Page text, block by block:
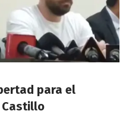
para el
Castillo